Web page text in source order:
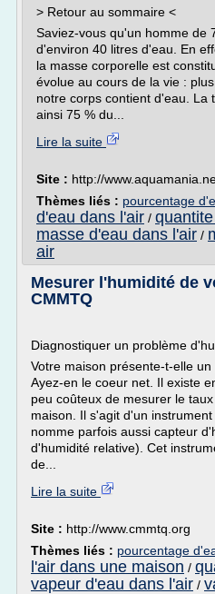
> Retour au sommaire <
Saviez-vous qu'un homme de
d'environ 40 litres d'eau. En
la masse corporelle est
évolue au cours de la vie :
notre corps contient d'eau. La
ainsi 75 % du...
Lire la suite
Site : http://
Thèmes liés : pourcentage
d'eau dans l'air /
masse d'eau dans l'air /
air
Mesurer l'humidité de
CMMTQ
Diagnostiquer un problème
Votre maison présente-t-elle
Ayez-en le coeur net. Il existe
peu coûteux de mesurer le
maison. Il s'agit d'un
nomme parfois aussi capteur
d'humidité relative). Cet
de...
Lire la suite
Site : http://www.cmmtq.org
Thèmes liés : pourcentage
l'air dans une maison /
vapeur d'eau dans l'air /